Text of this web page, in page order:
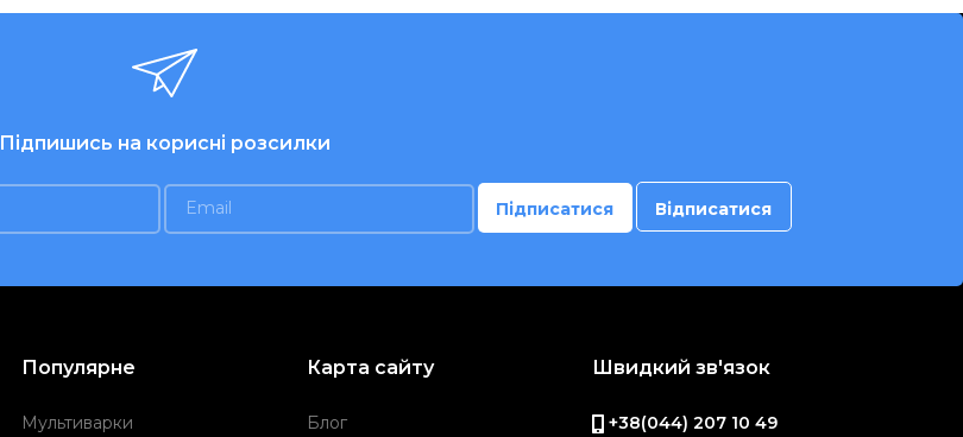
Підпишись на корисні розсилки
Популярне
Мультиварки
Карта сайту
Блог
Швидкий зв'язок
+38(044) 207 10 49